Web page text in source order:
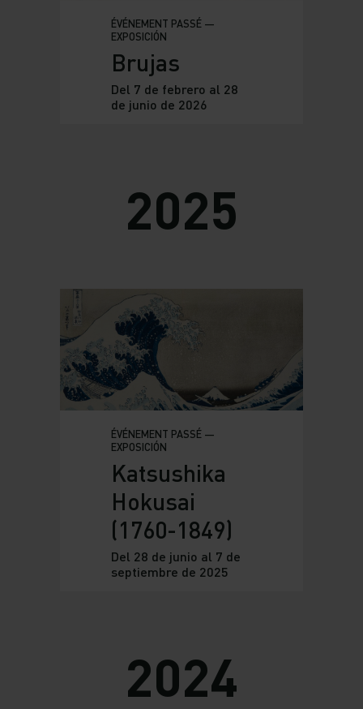
ÉVÉNEMENT PASSÉ —
EXPOSICIÓN
Brujas
Del 7 de febrero al 28
de junio de 2026
2025
ÉVÉNEMENT PASSÉ —
EXPOSICIÓN
Katsushika
Hokusai
(1760-1849)
Del 28 de junio al 7 de
septiembre de 2025
2024